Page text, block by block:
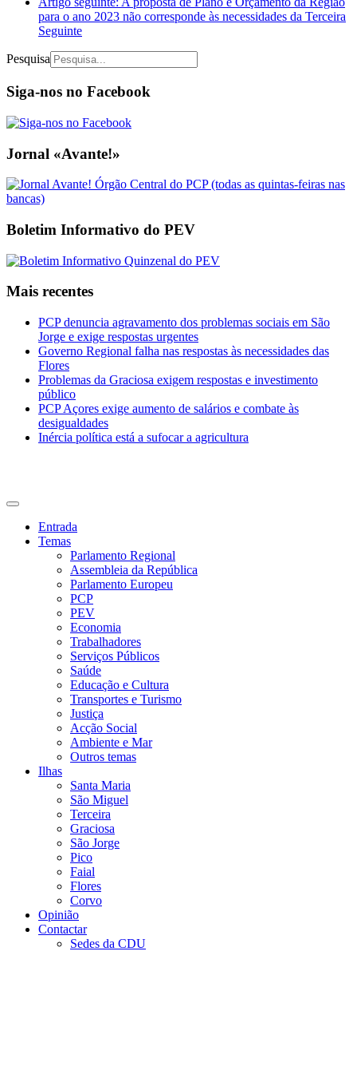
para o ano 2023 não corresponde às necessidades da Terceira
Seguinte
Pesquisa
Siga-nos no Facebook
Jornal «Avante!»
Boletim Informativo do PEV
Mais recentes
PCP denuncia agravamento dos problemas sociais em São
Jorge e exige respostas urgentes
Governo Regional falha nas respostas às necessidades das
Flores
Problemas da Graciosa exigem respostas e investimento
público
PCP Açores exige aumento de salários e combate às
desigualdades
Inércia política está a sufocar a agricultura
Entrada
Temas
Parlamento Regional
Assembleia da República
Parlamento Europeu
PCP
PEV
Economia
Trabalhadores
Serviços Públicos
Saúde
Educação e Cultura
Transportes e Turismo
Justiça
Acção Social
Ambiente e Mar
Outros temas
Ilhas
Santa Maria
São Miguel
Terceira
Graciosa
São Jorge
Pico
Faial
Flores
Corvo
Opinião
Contactar
Sedes da CDU